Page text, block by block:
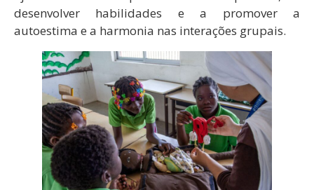
desenvolver habilidades e a promover a
autoestima e a harmonia nas interações grupais.